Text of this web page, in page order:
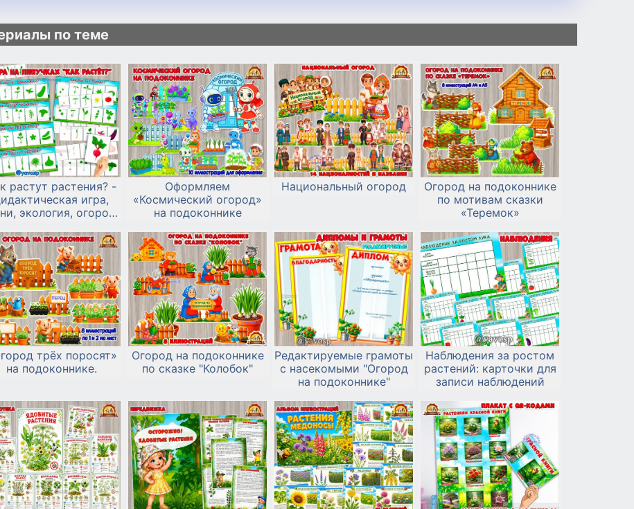
по теме
растут растения? -
игра,
экология, огород
Оформляем
«Космический огород»
на подоконнике
Национальный огород
Огород на подоконнике
по мотивам сказки
«Теремок»
трёх поросят»
на подоконнике.
Огород на подоконнике
по сказке "Колобок"
Редактируемые грамоты
с насекомыми "Огород
на подоконнике"
Наблюдения за ростом
растений: карточки для
записи наблюдений